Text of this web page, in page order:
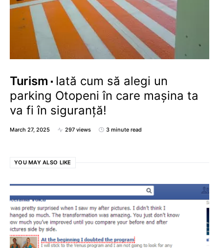
Turism
Iată cum să alegi un
parking Otopeni în care mașina ta
va fi în siguranță!
March 27, 2025 297 views 3 minute read
YOU MAY ALSO LIKE